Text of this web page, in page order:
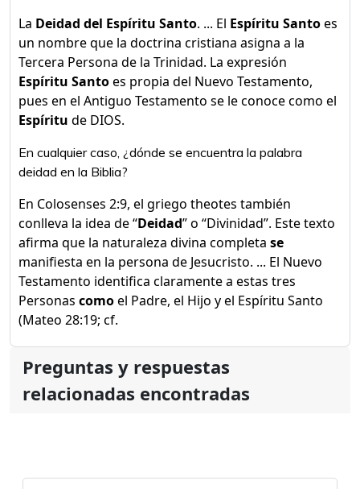
La Deidad del Espíritu Santo. ... El Espíritu Santoes
un nombre que la doctrina cristiana asigna a la
Tercera Persona de la Trinidad. La expresión
Espíritu Santoes propia del Nuevo Testamento,
pues en el Antiguo Testamento se le conoce como el
Espíritu de DIOS.
En cualquier caso, ¿dónde se encuentra la palabra
deidad en la Biblia?
En Colosenses 2:9, el griego theotes también
conlleva la idea de “Deidad” o “Divinidad”. Este texto
afirma que la naturaleza divina completa se
manifiesta en la persona de Jesucristo. ... El Nuevo
Testamento identifica claramente a estas tres
Personas comoel Padre, el Hijo y el Espíritu Santo
(Mateo 28:19; cf.
Preguntas y respuestas
relacionadas encontradas